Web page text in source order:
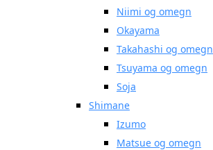
Niimi og omegn
Okayama
Takahashi og omegn
Tsuyama og omegn
Soja
Shimane
Izumo
Matsue og omegn